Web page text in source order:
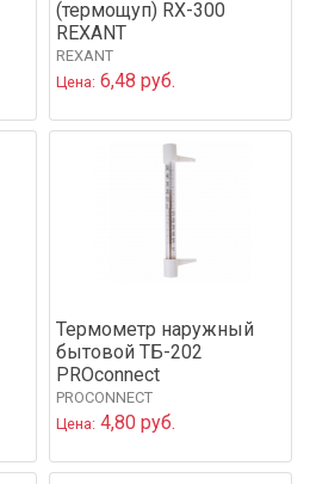
(термощуп) RX-300
REXANT
REXANT
Цена: 6,48 руб.
Термометр наружный
бытовой ТБ-202
PROconnect
PROCONNECT
Цена: 4,80 руб.